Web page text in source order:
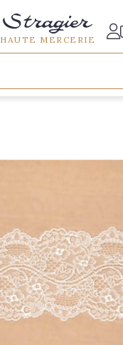
HAUTE MERCERIE